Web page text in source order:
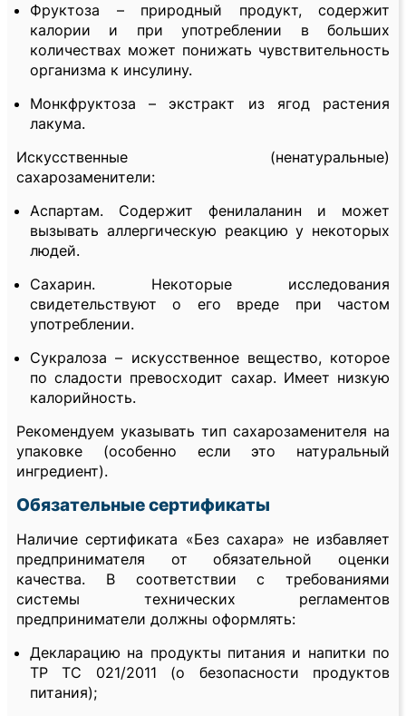
Фруктоза – природный продукт, содержит
калории и при употреблении в больших
количествах может понижать чувствительность
организма к инсулину.
Монкфруктоза – экстракт из ягод растения
лакума.
Искусственные (ненатуральные)
сахарозаменители:
Аспартам. Содержит фенилаланин и может
вызывать аллергическую реакцию у некоторых
людей.
Сахарин. Некоторые исследования
свидетельствуют о его вреде при частом
употреблении.
Сукралоза – искусственное вещество, которое
по сладости превосходит сахар. Имеет низкую
калорийность.
Рекомендуем указывать тип сахарозаменителя на
упаковке (особенно если это натуральный
ингредиент).
Обязательные сертификаты
Наличие сертификата «Без сахара» не избавляет
предпринимателя от обязательной оценки
качества. В соответствии с требованиями
системы технических регламентов
предприниматели должны оформлять:
Декларацию на продукты питания и напитки по
ТР ТС 021/2011 (о безопасности продуктов
питания);